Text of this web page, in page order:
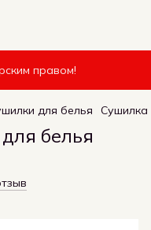
правом!
для белья Сушилка
белья